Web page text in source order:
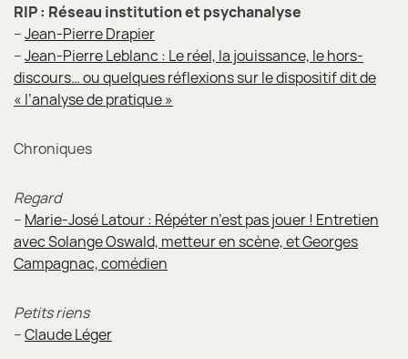
RIP : Réseau institution et psychanalyse
–Jean-Pierre Drapier
–Jean-Pierre Leblanc : Le réel, la jouissance, le hors-
discours… ou quelques réflexions sur le dispositif dit de
« l’analyse de pratique »
Chroniques
Regard
– Marie-José Latour : Répéter n’est pas jouer ! Entretien
avec Solange Oswald, metteur en scène, et Georges
Campagnac, comédien
Petits riens
–Claude Léger